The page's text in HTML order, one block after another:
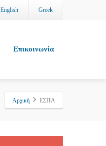
English Greek
Επικοινωνία
Αρχική ΕΣΠΑ